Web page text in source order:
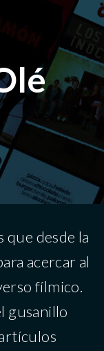
que desde la
acercar al
fílmico.
gusanillo